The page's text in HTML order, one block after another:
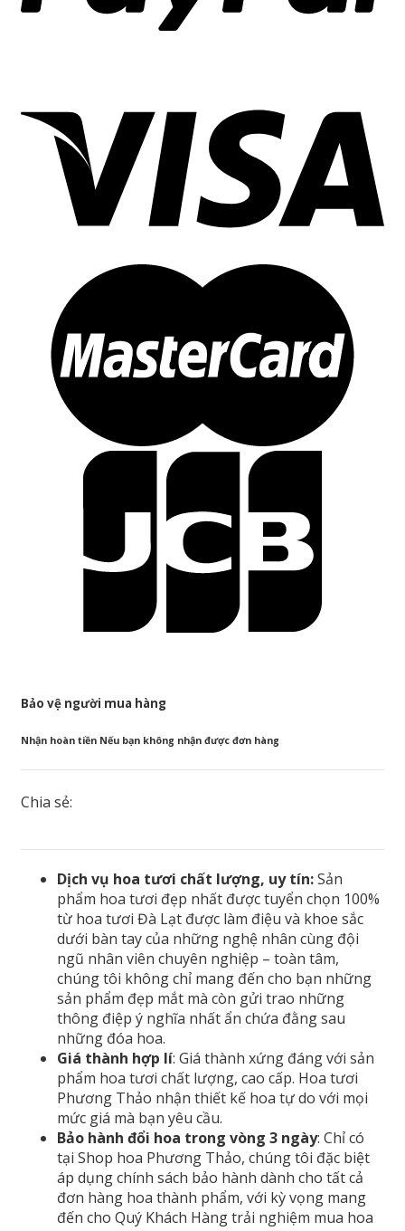
Bảo vệ người mua hàng
Nhận hoàn tiền Nếu bạn không nhận được đơn hàng
Chia sẻ:
Dịch vụ hoa tươi chất lượng, uy tín:Sản
phẩm hoa tươi đẹp nhất được tuyển chọn 100%
từ hoa tươi Đà Lạt được làm điệu và khoe sắc
dưới bàn tay của những nghệ nhân cùng đội
ngũ nhân viên chuyên nghiệp – toàn tâm,
chúng tôi không chỉ mang đến cho bạn những
sản phẩm đẹp mắt mà còn gửi trao những
thông điệp ý nghĩa nhất ẩn chứa đằng sau
những đóa hoa.
Giá thành hợp lí: Giá thành xứng đáng với sản
phẩm hoa tươi chất lượng, cao cấp. Hoa tươi
Phương Thảo nhận thiết kế hoa tự do với mọi
mức giá mà bạn yêu cầu.
Bảo hành đổi hoa trong vòng 3 ngày: Chỉ có
tại Shop hoa Phương Thảo, chúng tôi đặc biệt
áp dụng chính sách bảo hành dành cho tất cả
đơn hàng hoa thành phẩm, với kỳ vọng mang
đến cho Quý Khách Hàng trải nghiệm mua hoa